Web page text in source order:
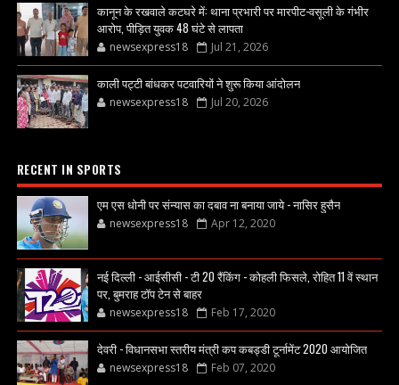
कानून के रखवाले कटघरे में: थाना प्रभारी पर मारपीट-वसूली के गंभीर
आरोप, पीड़ित युवक 48 घंटे से लापता
newsexpress18 Jul 21, 2026
काली पट्टी बांधकर पटवारियों ने शुरू किया आंदोलन
newsexpress18 Jul 20, 2026
RECENT IN SPORTS
एम एस धोनी पर संन्यास का दबाव ना बनाया जाये - नासिर हुसैन
newsexpress18 Apr 12, 2020
नई दिल्ली - आईसीसी - टी 20 रैंकिंग - कोहली फिसले, रोहित 11 वें स्थान
पर, बुमराह टॉप टेन से बाहर
newsexpress18 Feb 17, 2020
देवरी - विधानसभा स्तरीय मंत्री कप कबड्डी टूर्नामेंट 2020 आयोजित
newsexpress18 Feb 07, 2020